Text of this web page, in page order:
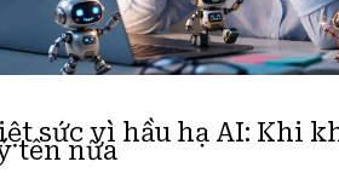
sức vì hầu hạ AI: Khi
tên nữa